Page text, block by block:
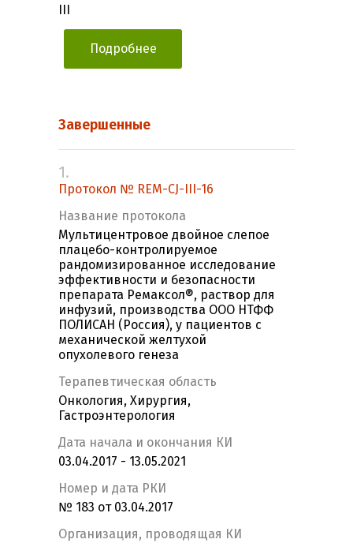
Подробнее
Завершенные
1.
Протокол № REM-CJ-III-16
Название протокола
Мультицентровое двойное слепое
плацебо-контролируемое
рандомизированное исследование
эффективности и безопасности
препарата Ремаксол®, раствор для
инфузий, производства ООО НТФФ
ПОЛИСАН (Россия), у пациентов с
механической желтухой
опухолевого генеза
Терапевтическая область
Онкология, Хирургия,
Гастроэнтерология
Дата начала и окончания КИ
03.04.2017 - 13.05.2021
Номер и дата РКИ
№ 183 от 03.04.2017
Организация, проводящая КИ